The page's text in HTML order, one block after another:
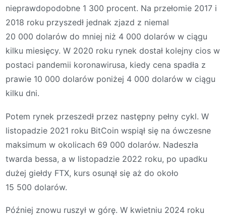
nieprawdopodobne 1 300 procent. Na przełomie 2017 i
2018 roku przyszedł jednak zjazd z niemal
20 000 dolarów do mniej niż 4 000 dolarów w ciągu
kilku miesięcy. W 2020 roku rynek dostał kolejny cios w
postaci pandemii koronawirusa, kiedy cena spadła z
prawie 10 000 dolarów poniżej 4 000 dolarów w ciągu
kilku dni.
Potem rynek przeszedł przez następny pełny cykl. W
listopadzie 2021 roku BitCoin wspiął się na ówczesne
maksimum w okolicach 69 000 dolarów. Nadeszła
twarda bessa, a w listopadzie 2022 roku, po upadku
dużej giełdy FTX, kurs osunął się aż do około
15 500 dolarów.
Później znowu ruszył w górę. W kwietniu 2024 roku